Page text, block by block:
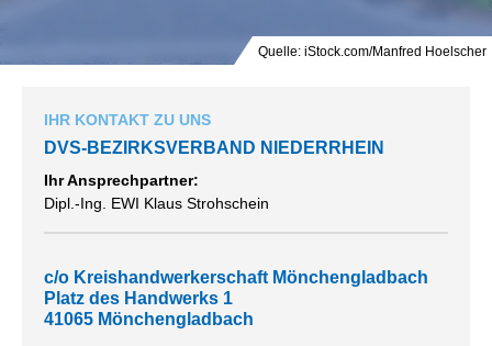
Quelle: iStock.com/Manfred Hoelscher
IHR KONTAKT ZU UNS
DVS-BEZIRKSVERBAND NIEDERRHEIN
Ihr Ansprechpartner:
Dipl.-Ing. EWI Klaus Strohschein
c/o Kreishandwerkerschaft Mönchengladbach
Platz des Handwerks 1
41065 Mönchengladbach